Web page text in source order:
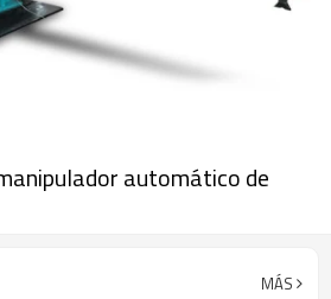
automático de
MÁS